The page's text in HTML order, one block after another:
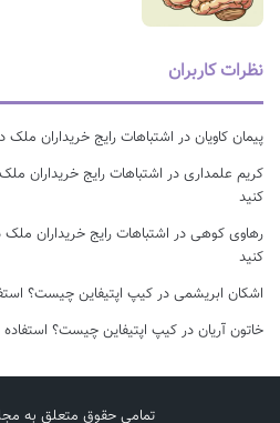
نظرات کاربران
پیمان کاویان در اشتباهات رایج خریداران ملک
کریم علمداری در اشتباهات رایج خریداران
کنید
رهاوی کوهی در اشتباهات رایج خریداران
کنید
اشکان ابریشمی در کیپ اپتیفاین چیست؟
خاتون آریان در کیپ اپتیفاین چیست؟ استفاده
تمامی حقوق متعلق به